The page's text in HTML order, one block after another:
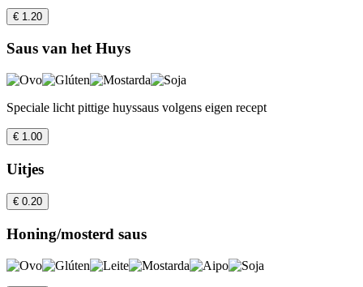
€ 1.20
Saus van het Huys
Speciale licht pittige huyssaus volgens eigen recept
€ 1.00
Uitjes
€ 0.20
Honing/mosterd saus